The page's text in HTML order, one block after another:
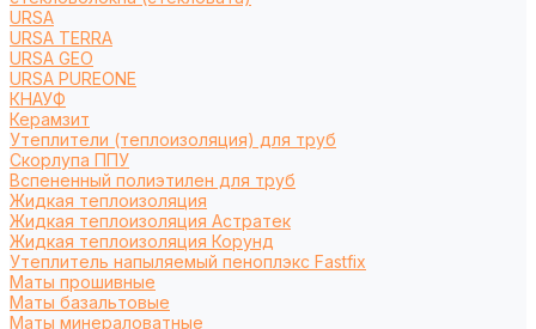
URSA
URSA TERRA
URSA GEO
URSA PUREONE
КНАУФ
Керамзит
Утеплители (теплоизоляция) для труб
Cкорлупа ППУ
Вспененный полиэтилен для труб
Жидкая теплоизоляция
Жидкая теплоизоляция Астратек
Жидкая теплоизоляция Корунд
Утеплитель напыляемый пеноплэкс Fastfix
Маты прошивные
Маты базальтовые
Маты минераловатные